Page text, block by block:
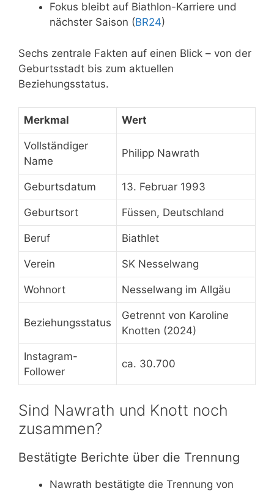
Fokus bleibt auf Biathlon-Karriere und
nächster Saison (BR24)
Sechs zentrale Fakten auf einen Blick – von der
Geburtsstadt bis zum aktuellen
Beziehungsstatus.
Merkmal Wert
Vollständiger
Name
Philipp Nawrath
Geburtsdatum 13. Februar 1993
Geburtsort Füssen, Deutschland
Beruf Biathlet
Verein SK Nesselwang
Wohnort Nesselwang im Allgäu
Beziehungsstatus
Getrennt von Karoline
Knotten (2024)
Instagram-
Follower
ca. 30.700
Sind Nawrath und Knott noch
zusammen?
Bestätigte Berichte über die Trennung
Nawrath bestätigte die Trennung von